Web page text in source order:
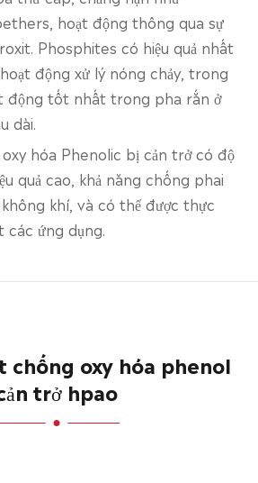
hoạt động thông qua sự
Phosphites có hiệu quả nhất
động xử lý nóng chảy, trong
động tốt nhất trong pha rắn ở
dài.
hóa Phenolic bị cản trở có độ
quả cao, khả năng chống phai
khí, và có thể được thực
ứng dụng.
chống oxy hóa phenol
trở hpao